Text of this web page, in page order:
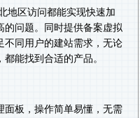
地区访问都能实现快速加
的问题。同时提供备案虚拟
不同用户的建站需求，无论
能找到合适的产品。
面板，操作简单易懂，无需